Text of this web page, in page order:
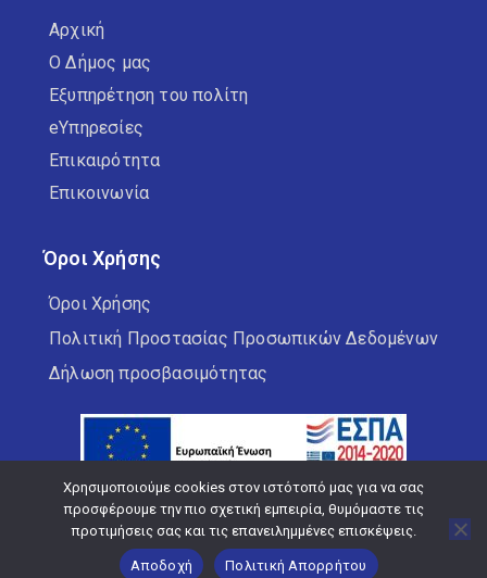
Αρχική
Ο Δήμος μας
Εξυπηρέτηση του πολίτη
eΥπηρεσίες
Επικαιρότητα
Επικοινωνία
Όροι Χρήσης
Όροι Χρήσης
Πολιτική Προστασίας Προσωπικών Δεδομένων
Δήλωση προσβασιμότητας
Copyright © 2026 Δήμος Κορδελιού Ευόσμου
Χρησιμοποιούμε cookies στον ιστότοπό μας για να σας
προσφέρουμε την πιο σχετική εμπειρία, θυμόμαστε τις
προτιμήσεις σας και τις επανειλημμένες επισκέψεις.
Αποδοχή Πολιτική Απορρήτου